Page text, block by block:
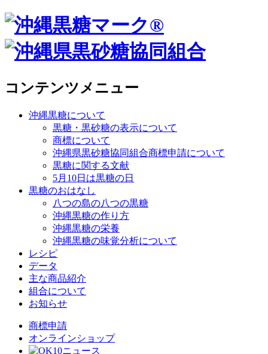
コンテンツメニュー
沖縄黒糖について
黒糖・黒砂糖の表示について
商標について
沖縄県黒砂糖協同組合商標申請について
黒糖に関する文献
5月10日は黒糖の日
黒糖のおはなし
八つの島の八つの黒糖
沖縄黒糖の作り方
沖縄黒糖の栄養
沖縄黒糖の味覚分析について
レシピ
データ
主な商品紹介
組合について
お知らせ
商標申請
オンラインショップ